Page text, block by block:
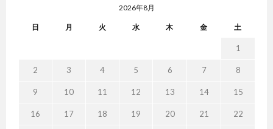
2026年8月
日 月 火 水 木 金 土
1
2 3 4 5 6 7 8
9 10 11 12 13 14 15
16 17 18 19 20 21 22